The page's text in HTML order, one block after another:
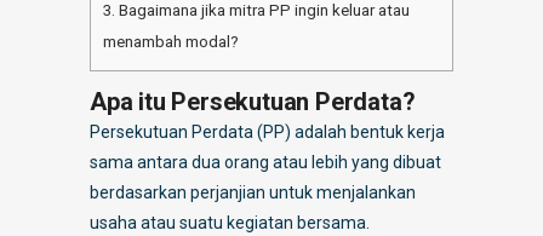
3. Bagaimana jika mitra PP ingin keluar atau
menambah modal?
Apa itu Persekutuan Perdata?
Persekutuan Perdata (PP) adalah bentuk kerja
sama antara dua orang atau lebih yang dibuat
berdasarkan perjanjian untuk menjalankan
usaha atau suatu kegiatan bersama.